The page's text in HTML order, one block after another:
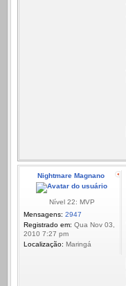
Nightmare Magnano
Nível 22: MVP
Mensagens: 2947
Registrado em: Qua Nov 03,
2010 7:27 pm
Localização: Maringá